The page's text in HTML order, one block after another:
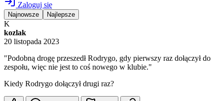
Zaloguj się
Najnowsze Najlepsze
K
kozlak
20 listopada 2023
"Podobną drogę przeszedł Rodrygo, gdy pierwszy raz dołączył do
zespołu, więc nie jest to coś nowego w klubie."
Kiedy Rodrygo dołączył drugi raz?